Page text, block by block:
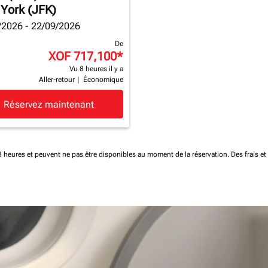
(JFK)
- 22/09/2026
De
XOF 717,100*
Vu 8 heures il y a
Aller-retour
Économique
Réservez maintenant
et peuvent ne pas être disponibles au moment de la réservation. Des frais